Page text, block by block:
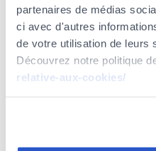
partenaires de médias
ci avec d'autres
de votre utilisation de leurs
Découvrez notre politique
relative-aux-cookies/